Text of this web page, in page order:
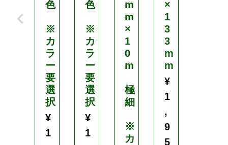
色
※
カ
ラ
ー
要
選
択
¥
1
色
※
カ
ラ
ー
要
選
択
¥
1
m
m
×
1
0
m
極
細
※
カ
×
1
3
3
m
m
¥
1
,
9
5